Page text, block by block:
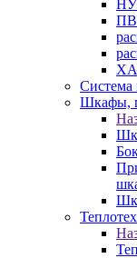
Система
Шкафы,